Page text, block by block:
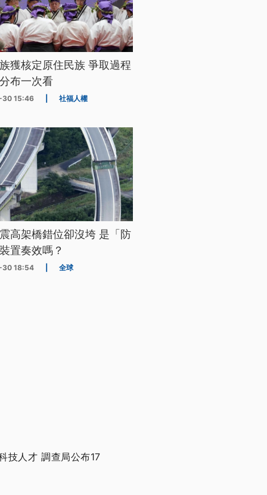
獲核定原住民族 爭取過程
布一次看
15:46 社福人權
高架橋錯位卻沒垮 是「防
置奏效嗎？
18:54 全球
技人才 調查局公布17